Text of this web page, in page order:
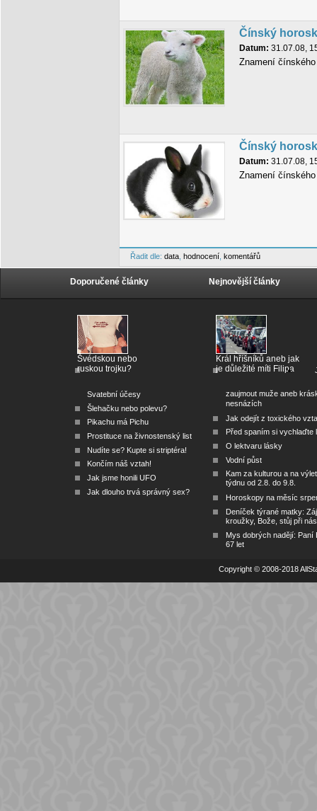
Čínský
Datum: 31.07.08,
Znamení
Čínský
Datum: 31.07.08,
Znamení
Řadit dle: data hodnocení komentářů
Doporučené články
Švédskou nebo
ruskou trojku?
Svatební účesy
Šlehačku nebo polevu?
Pikachu má Pichu
Prostituce na živnostenský list
Nudíte se? Kupte si striptéra!
Končím náš vztah!
Jak jsme honili UFO
Jak dlouho trvá správný sex?
Nejnovější články
Král hříšníků aneb jak
je důležité míti Filipa
zaujmout muže aneb
nesnázích
Jak odejít z toxického
Před spaním si vychlaďte
O lektvaru lásky
Vodní půst
Kam za kulturou a na
týdnu od 2.8. do 9.8.
Horoskopy na měsíc
Deníček týrané matky:
kroužky, Bože, stůj při nás
Mys dobrých nadějí: Paní
67 let
Copyright © 2008-2018